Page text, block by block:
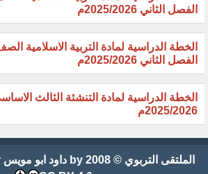
الفصل الثاني 2025/2026م
الخطة الدراسية لمادة التربية الاسلامية
الفصل الثاني 2025/2026م
الخطة الدراسية لمادة التنشئة الثالث
2025/2026م
الملتقى التربوي © 2008 by داود ابو مويس is licensed under